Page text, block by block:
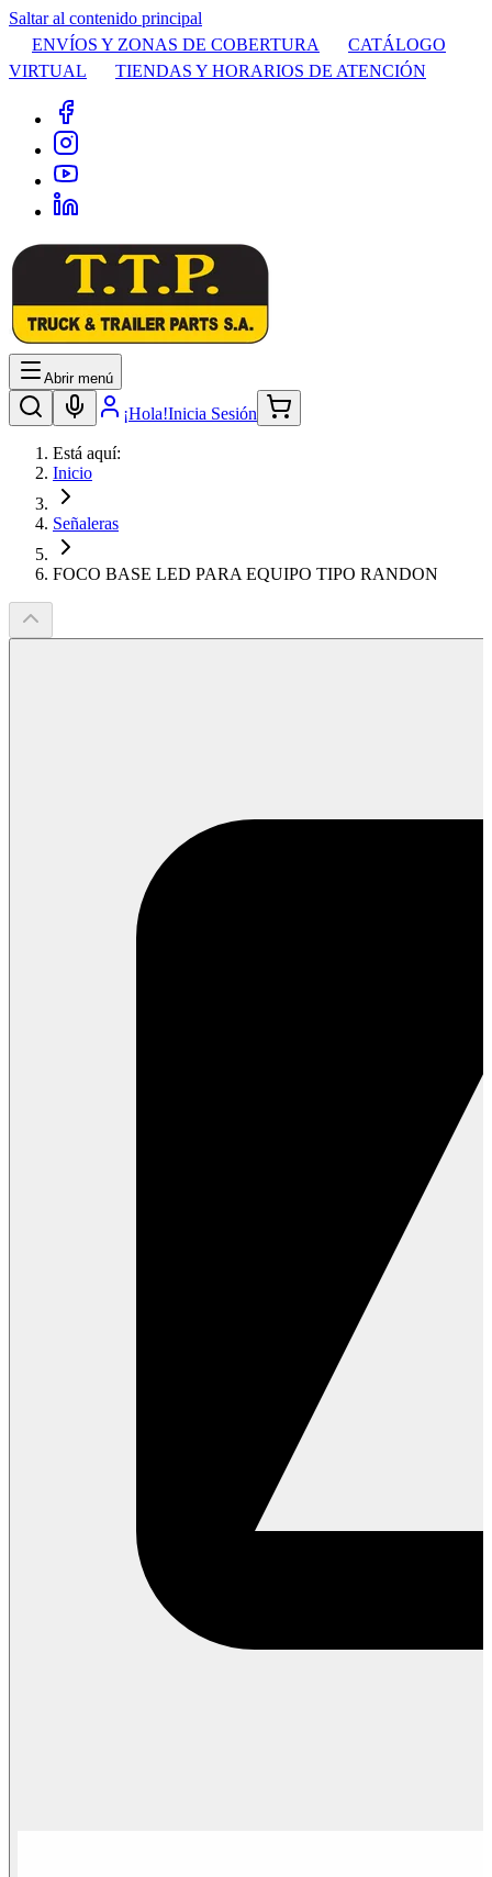
Saltar al contenido principal
ENVÍOS Y ZONAS DE COBERTURA
CATÁLOGO
VIRTUAL
TIENDAS Y HORARIOS DE ATENCIÓN
Abrir menú
¡Hola!Inicia Sesión
Está aquí:
Inicio
Señaleras
FOCO BASE LED PARA EQUIPO TIPO RANDON